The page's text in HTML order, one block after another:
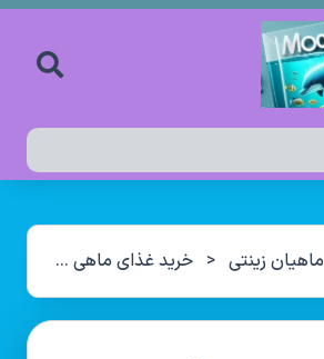
ماهیان زینتی <خرید غذای ماهی ریز رنگی